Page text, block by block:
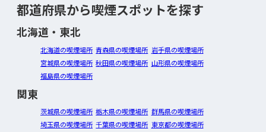
都道府県から喫煙スポットを探す
北海道・東北
北海道の喫煙場所 青森県の喫煙場所 岩手県の喫煙場所
宮城県の喫煙場所 秋田県の喫煙場所 山形県の喫煙場所
福島県の喫煙場所
関東
茨城県の喫煙場所 栃木県の喫煙場所 群馬県の喫煙場所
埼玉県の喫煙場所 千葉県の喫煙場所 東京都の喫煙場所